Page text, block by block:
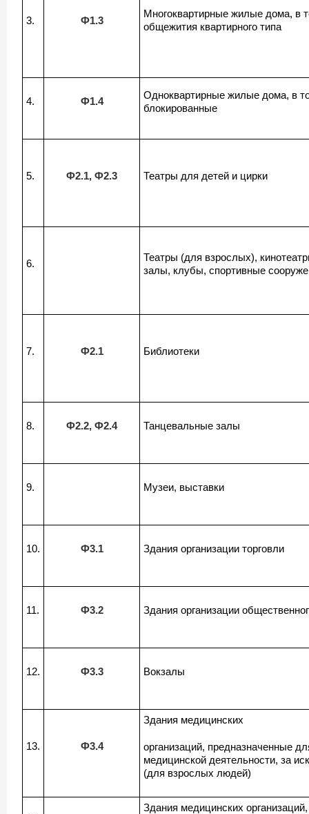
3. Ф1.3
Многоквартирные жилые дома, в
общежития квартирного типа
4. Ф1.4
Одноквартирные жилые дома, в
блокированные
5. Ф2.1, Ф2.3 Театры для детей и цирки
6.
Театры (для взрослых),
залы, клубы, спортивные
7. Ф2.1 Библиотеки
8. Ф2.2, Ф2.4 Танцевальные залы
9. Музеи, выставки
10. Ф3.1 Здания организации торговли
11. Ф3.2 Здания организации
12. Ф3.3 Вокзалы
13. Ф3.4
Здания медицинских
организаций, предназначенные
медицинской деятельности, за
(для взрослых людей)
Здания медицинских